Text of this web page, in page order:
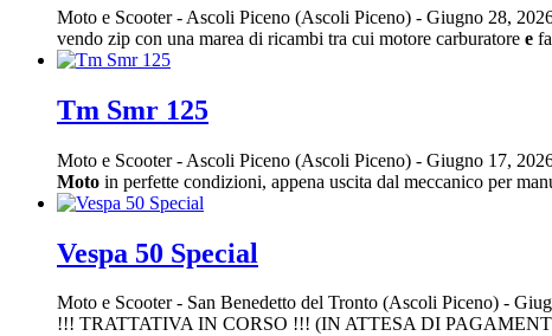
Moto e Scooter- Ascoli Piceno (Ascoli Piceno) - Giugno 28,
vendo zip con una marea di ricambi tra cui motore carburatore e
Tm Smr 125
Moto e Scooter- Ascoli Piceno (Ascoli Piceno) - Giugno 17,
Moto in perfette condizioni, appena uscita dal meccanico per
Vespa 50 Special
Moto e Scooter- San Benedetto del Tronto (Ascoli Piceno) -
!!! TRATTATIVA IN CORSO !!! (IN ATTESA DI